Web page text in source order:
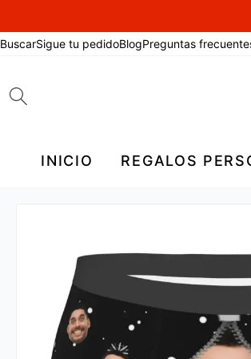
BuscarSigue tu pedidoBlogPreguntas
INICIO REGALOS